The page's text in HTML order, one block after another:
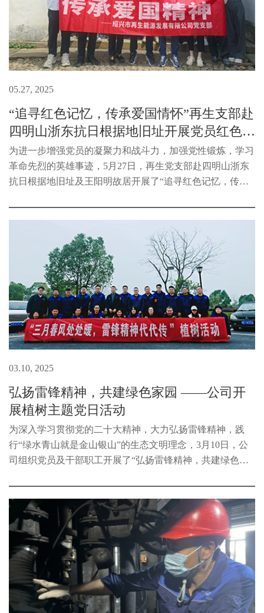
05.27, 2025
“追寻红色记忆，传承爱国情怀”再生支部赴
四明山浙东抗日根据地旧址开展党员红色考
察之旅
为进一步增强党员的凝聚力和战斗力，加强党性锻炼，学习
革命先烈的英雄事迹，5月27日，再生党支部赴四明山浙东
抗日根据地旧址及王阳明故居开展了“追寻红色记忆，传承
03.10, 2025
弘扬雷锋精神，共建绿色家园 ——公司开
展植树主题党日活动
为深入学习贯彻党的二十大精神，大力弘扬雷锋精神，践
行“绿水青山就是金山银山”的生态文明理念，3月10日，公
司组织党员及干部职工开展了“弘扬雷锋精神，共建绿色家